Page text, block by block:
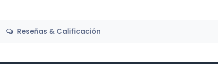
Reseñas & Calificación